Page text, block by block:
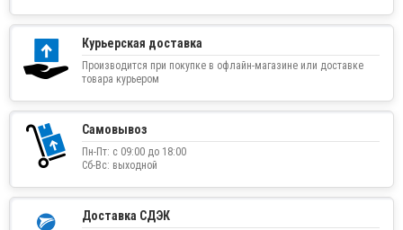
Курьерская доставка
Производится при покупке в офлайн-магазине или доставке
товара курьером
Самовывоз
Пн-Пт: с 09:00 до 18:00
Сб-Вс: выходной
Доставка СДЭК